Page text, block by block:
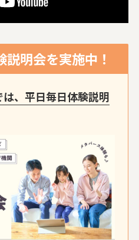
明会を実施中！
、平日毎日体験説明